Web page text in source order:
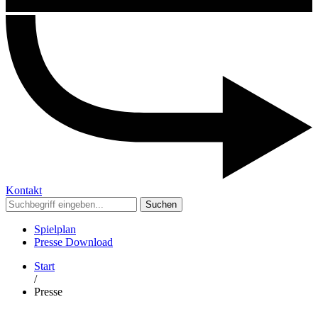
Kontakt
Suchen
Spielplan
Presse Download
Start
/
Presse